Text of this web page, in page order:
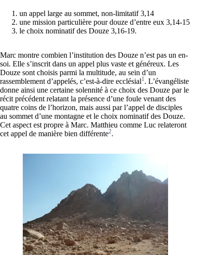
un appel large au sommet, non-limitatif 3,14
une mission particulière pour douze d’entre eux 3,14-15
le choix nominatif des Douze 3,16-19.
Marc montre combien l’institution des Douze n’est pas un en-
soi. Elle s’inscrit dans un appel plus vaste et généreux. Les
Douze sont choisis parmi la multitude, au sein d’un
rassemblement d’appelés, c’est-à-dire ecclésial1 . L’évangéliste
donne ainsi une certaine solennité à ce choix des Douze par le
récit précédent relatant la présence d’une foule venant des
quatre coins de l’horizon, mais aussi par l’appel de disciples
au sommet d’une montagne et le choix nominatif des Douze.
Cet aspect est propre à Marc. Matthieu comme Luc relateront
cet appel de manière bien différente2.